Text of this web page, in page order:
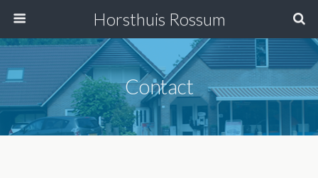
Horsthuis Rossum
Contact